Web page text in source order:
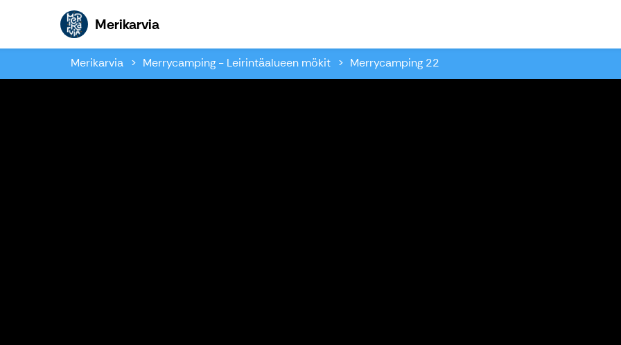
MerikarviaMerikarvia
Merikarvia Merrycamping - Leirintäalueen mökit Merrycamping 22